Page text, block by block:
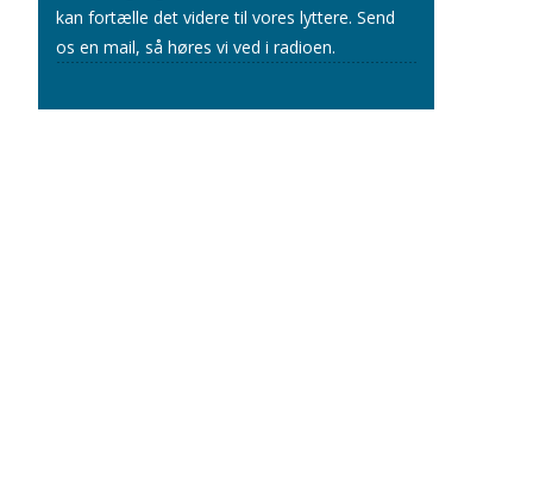
kan fortælle det videre til vores lyttere. Send
os en mail, så høres vi ved i radioen.